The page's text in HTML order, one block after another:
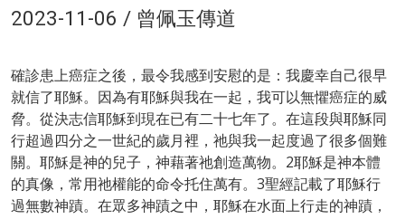
2023-11-06 / 曾佩玉傳道
確診患上癌症之後，最令我感到安慰的是：我慶幸自己很早
就信了耶穌。因為有耶穌與我在一起，我可以無懼癌症的威
脅。從決志信耶穌到現在已有二十七年了。在這段與耶穌同
行超過四分之一世紀的歲月裡，祂與我一起度過了很多個難
關。耶穌是神的兒子，神藉著祂創造萬物。2耶穌是神本體
的真像，常用祂權能的命令托住萬有。3聖經記載了耶穌行
過無數神蹟。在眾多神蹟之中，耶穌在水面上行走的神蹟，